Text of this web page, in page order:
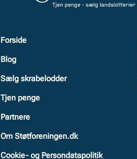
Forside
Blog
Sælg skrabelodder
Tjen penge
Partnere
Om Støtforeningen.dk
Cookie- og Persondatapolitik